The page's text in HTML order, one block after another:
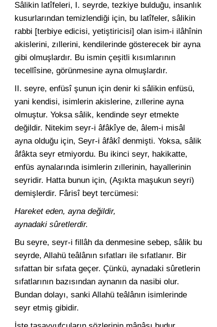
Sâlikin latîfeleri, I. seyrde, tezkiye bulduğu, insanlık
kusurlarından temizlendiği için, bu latîfeler, sâlikin
rabbi [terbiye edicisi, yetiştiricisi] olan isim-i ilâhînin
akislerini, zıllerini, kendilerinde gösterecek bir ayna
gibi olmuşlardır. Bu ismin çeşitli kısımlarının
tecellîsine, görünmesine ayna olmuşlardır.
II. seyre, enfüsî şunun için denir ki sâlikin enfüsü,
yani kendisi, isimlerin akislerine, zıllerine ayna
olmuştur. Yoksa sâlik, kendinde seyr etmekte
değildir. Nitekim seyr-i âfâkîye de, âlem-i misâl
ayna olduğu için, Seyr-i âfâkî denmişti. Yoksa, sâlik
âfâkta seyr etmiyordu. Bu ikinci seyr, hakikatte,
enfüs aynalarında isimlerin zıllerinin, hayallerinin
seyridir. Hatta bunun için, (Aşıkta maşukun seyri)
demişlerdir. Fârisî beyt tercümesi:
Hareket eden, ayna değildir,
aynadaki sûretlerdir.
Bu seyre, seyr-i fillâh da denmesine sebep, sâlik bu
seyrde, Allahü teâlânın sıfatları ile sıfatlanır. Bir
sıfattan bir sıfata geçer. Çünkü, aynadaki sûretlerin
sıfatlarının bazısından aynanın da nasibi olur.
Bundan dolayı, sanki Allahü teâlânın isimlerinde
seyr etmiş gibidir.